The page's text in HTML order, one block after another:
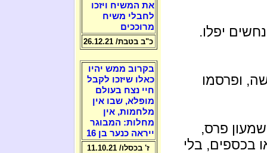
יפלו.
ופרסמו
פרס,
בכספים, בלי
את המשיח ויזכו
לחבלי משיח
מרוככים
כ"ב בטבת/ 26.12.21
בקרוב ממש יהיו
כאלו שיזכו לקבל
חיי נצח בעולם
מופלא, שבו אין
מלחמות, אין
מחלות: המבוגר
ייראה כנער בן 16
ז' בכסלו/ 11.10.21